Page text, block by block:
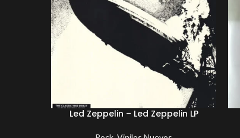
Led Zeppelin – Led Zeppelin LP